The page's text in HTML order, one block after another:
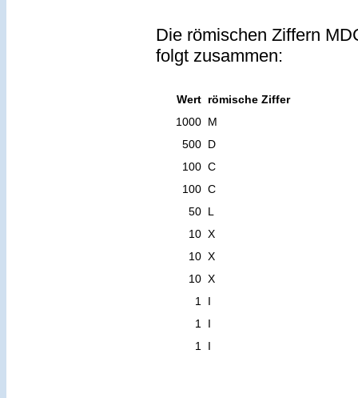
Die römischen Ziffern
folgt zusammen:
Wert römische Ziffer
1000 M
500 D
100 C
100 C
50 L
10 X
10 X
10 X
1
I
1
I
1
I